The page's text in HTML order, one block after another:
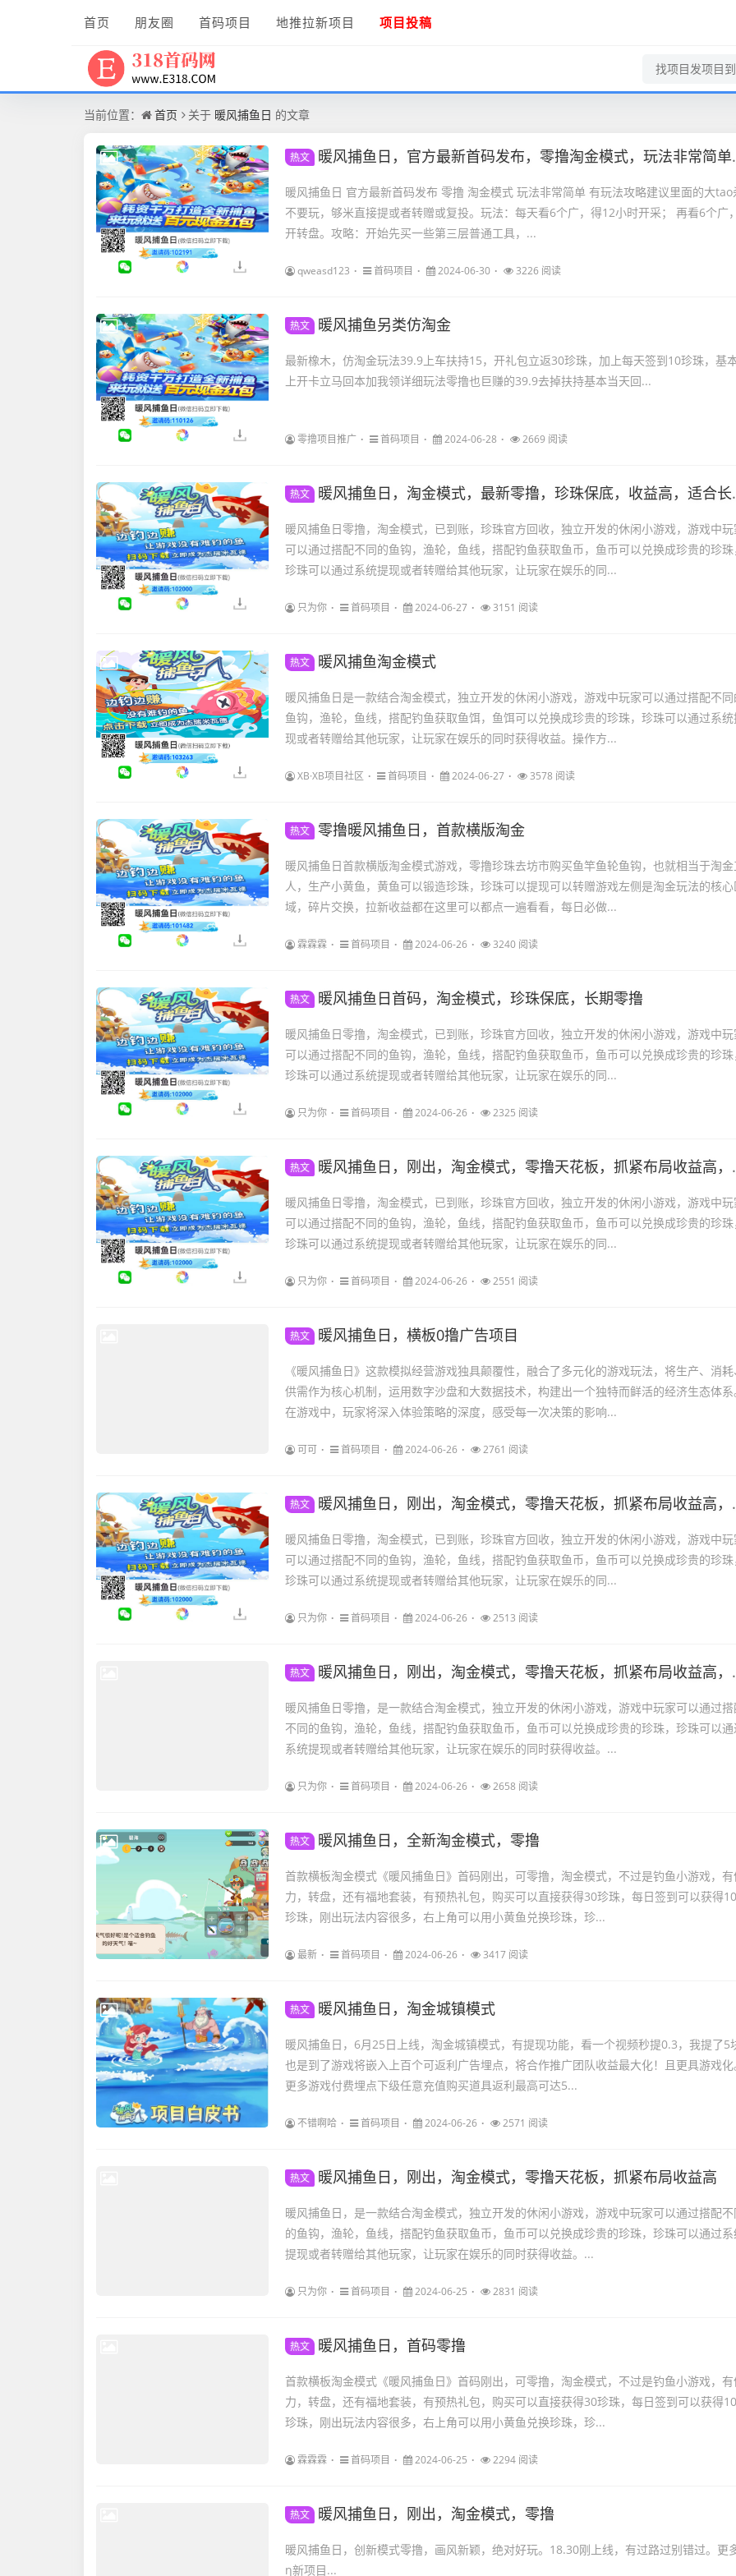
首页 朋友圈 首码项目 地推拉新项目 项目投稿
当前位置： 首页 关于 暖风捕鱼日 的文章
热文 暖风捕鱼日，官方最新首码发布，零撸淘金模式，玩法非常简单，有玩法攻略
暖风捕鱼日 官方最新首码发布 零撸 淘金模式 玩法非常简单 有玩法攻略建议里面的大tao
不要玩，够米直接提或者转赠或复投。玩法：每天看6个广，得12小时开采； 再看6个广，
开转盘。攻略：开始先买一些第三层普通工具，...
qweasd123 首码项目 2024-06-30 3226 阅读
热文 暖风捕鱼另类仿淘金
最新橡木，仿淘金玩法39.9上车扶持15，开礼包立返30珍珠，加上每天签到10珍珠，基
上开卡立马回本加我领详细玩法零撸也巨赚的39.9去掉扶持基本当天回...
零撸项目推广 首码项目 2024-06-28 2669 阅读
热文 暖风捕鱼日，淘金模式，最新零撸，珍珠保底，收益高，适合长期
暖风捕鱼日零撸，淘金模式，已到账，珍珠官方回收，独立开发的休闲小游戏，游戏中玩
可以通过搭配不同的鱼钩，渔轮，鱼线，搭配钓鱼获取鱼币，鱼币可以兑换成珍贵的珍珠
珍珠可以通过系统提现或者转赠给其他玩家，让玩家在娱乐的同...
只为你 首码项目 2024-06-27 3151 阅读
热文 暖风捕鱼淘金模式
暖风捕鱼日是一款结合淘金模式，独立开发的休闲小游戏，游戏中玩家可以通过搭配不同
鱼钩，渔轮，鱼线，搭配钓鱼获取鱼饵，鱼饵可以兑换成珍贵的珍珠，珍珠可以通过系统
现或者转赠给其他玩家，让玩家在娱乐的同时获得收益。操作方...
XB·XB项目社区 首码项目 2024-06-27 3578 阅读
热文 零撸暖风捕鱼日，首款横版淘金
暖风捕鱼日首款横版淘金模式游戏，零撸珍珠去坊市购买鱼竿鱼轮鱼钩，也就相当于淘金
人，生产小黄鱼，黄鱼可以锻造珍珠，珍珠可以提现可以转赠游戏左侧是淘金玩法的核心
域，碎片交换，拉新收益都在这里可以都点一遍看看，每日必做...
霖霖霖 首码项目 2024-06-26 3240 阅读
热文 暖风捕鱼日首码，淘金模式，珍珠保底，长期零撸
暖风捕鱼日零撸，淘金模式，已到账，珍珠官方回收，独立开发的休闲小游戏，游戏中玩
可以通过搭配不同的鱼钩，渔轮，鱼线，搭配钓鱼获取鱼币，鱼币可以兑换成珍贵的珍珠
珍珠可以通过系统提现或者转赠给其他玩家，让玩家在娱乐的同...
只为你 首码项目 2024-06-26 2325 阅读
热文 暖风捕鱼日，刚出，淘金模式，零撸天花板，抓紧布局收益高，珍珠保底
暖风捕鱼日零撸，淘金模式，已到账，珍珠官方回收，独立开发的休闲小游戏，游戏中玩
可以通过搭配不同的鱼钩，渔轮，鱼线，搭配钓鱼获取鱼币，鱼币可以兑换成珍贵的珍珠
珍珠可以通过系统提现或者转赠给其他玩家，让玩家在娱乐的同...
只为你 首码项目 2024-06-26 2551 阅读
热文 暖风捕鱼日，横板0撸广告项目
《暖风捕鱼日》这款模拟经营游戏独具颠覆性，融合了多元化的游戏玩法，将生产、消耗
供需作为核心机制，运用数字沙盘和大数据技术，构建出一个独特而鲜活的经济生态体系
在游戏中，玩家将深入体验策略的深度，感受每一次决策的影响...
可可 首码项目 2024-06-26 2761 阅读
热文 暖风捕鱼日，刚出，淘金模式，零撸天花板，抓紧布局收益高，上车吃肉
暖风捕鱼日零撸，淘金模式，已到账，珍珠官方回收，独立开发的休闲小游戏，游戏中玩
可以通过搭配不同的鱼钩，渔轮，鱼线，搭配钓鱼获取鱼币，鱼币可以兑换成珍贵的珍珠
珍珠可以通过系统提现或者转赠给其他玩家，让玩家在娱乐的同...
只为你 首码项目 2024-06-26 2513 阅读
热文 暖风捕鱼日，刚出，淘金模式，零撸天花板，抓紧布局收益高，长期项目
暖风捕鱼日零撸，是一款结合淘金模式，独立开发的休闲小游戏，游戏中玩家可以通过
不同的鱼钩，渔轮，鱼线，搭配钓鱼获取鱼币，鱼币可以兑换成珍贵的珍珠，珍珠可以通
系统提现或者转赠给其他玩家，让玩家在娱乐的同时获得收益。...
只为你 首码项目 2024-06-26 2658 阅读
热文 暖风捕鱼日，全新淘金模式，零撸
首款横板淘金模式《暖风捕鱼日》首码刚出，可零撸，淘金模式，不过是钓鱼小游戏，
力，转盘，还有福地套装，有预热礼包，购买可以直接获得30珍珠，每日签到可以获得10
珍珠，刚出玩法内容很多，右上角可以用小黄鱼兑换珍珠，珍...
最新 首码项目 2024-06-26 3417 阅读
热文 暖风捕鱼日，淘金城镇模式
暖风捕鱼日，6月25日上线，淘金城镇模式，有提现功能，看一个视频秒提0.3，我提了5
也是到了游戏将嵌入上百个可返利广告埋点，将合作推广团队收益最大化！且更具游戏化
更多游戏付费埋点下级任意充值购买道具返利最高可达5...
不错啊哈 首码项目 2024-06-26 2571 阅读
热文 暖风捕鱼日，刚出，淘金模式，零撸天花板，抓紧布局收益高
暖风捕鱼日，是一款结合淘金模式，独立开发的休闲小游戏，游戏中玩家可以通过搭配不
的鱼钩，渔轮，鱼线，搭配钓鱼获取鱼币，鱼币可以兑换成珍贵的珍珠，珍珠可以通过
提现或者转赠给其他玩家，让玩家在娱乐的同时获得收益。...
只为你 首码项目 2024-06-25 2831 阅读
热文 暖风捕鱼日，首码零撸
首款横板淘金模式《暖风捕鱼日》首码刚出，可零撸，淘金模式，不过是钓鱼小游戏，
力，转盘，还有福地套装，有预热礼包，购买可以直接获得30珍珠，每日签到可以获得10
珍珠，刚出玩法内容很多，右上角可以用小黄鱼兑换珍珠，珍...
霖霖霖 首码项目 2024-06-25 2294 阅读
热文 暖风捕鱼日，刚出，淘金模式，零撸
暖风捕鱼日，创新模式零撸，画风新颖，绝对好玩。18.30刚上线，有过路过别错过。更
η新项目...